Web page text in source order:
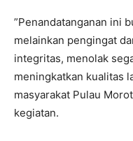
‎”Penandatanganan ini
melainkan pengingat
integritas, menolak
meningkatkan kualitas
masyarakat Pulau
kegiatan.